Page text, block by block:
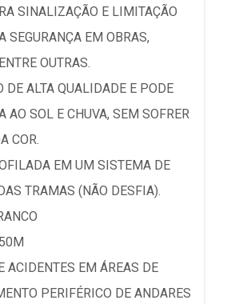
SINALIZAÇÃO E LIMITAÇÃO
SEGURANÇA EM OBRAS,
OUTRAS.
DE ALTA QUALIDADE E PODE
AO SOL E CHUVA, SEM SOFRER
COR.
EM UM SISTEMA DE
TRAMAS (NÃO DESFIA).
ACIDENTES EM ÁREAS DE
PERIFÉRICO DE ANDARES